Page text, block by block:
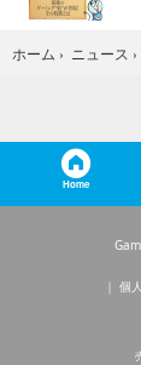
ホーム › ニュース ›
Home
個